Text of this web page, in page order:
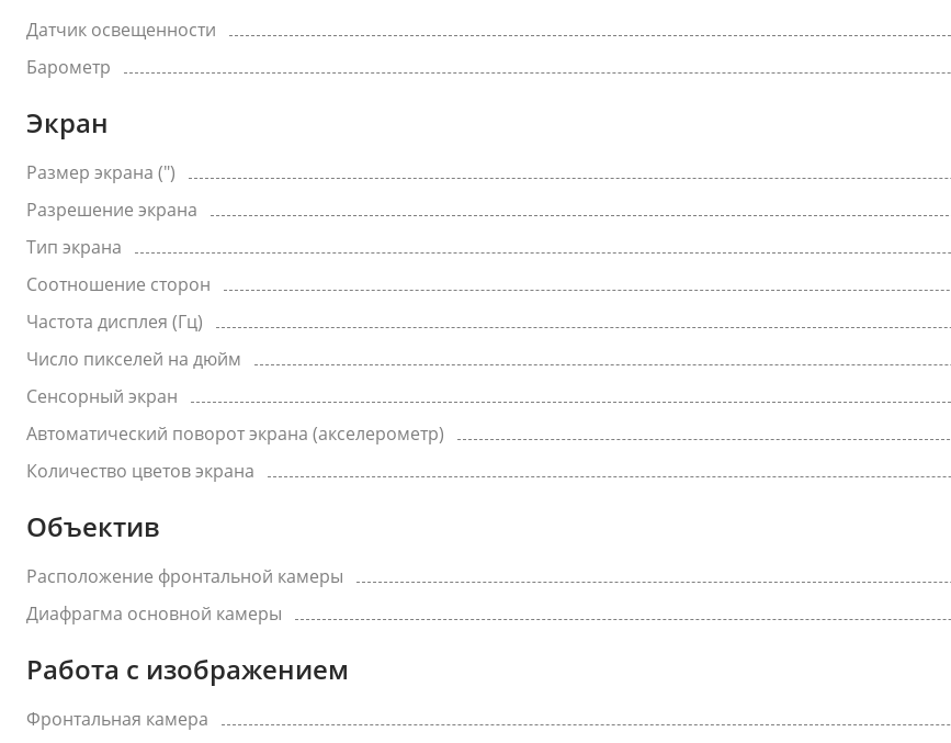
Датчик освещенности
Барометр
Экран
Размер экрана (")
Разрешение экрана
Тип экрана
Соотношение сторон
Частота дисплея (Гц)
Число пикселей на дюйм
Сенсорный экран
Автоматический поворот экрана (акселерометр)
Количество цветов экрана
Объектив
Расположение фронтальной камеры
Диафрагма основной камеры
Работа с изображением
Фронтальная камера